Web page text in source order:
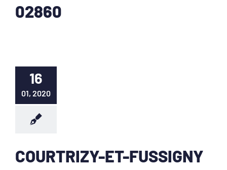
02860
16
01, 2020
COURTRIZY-ET-FUSSIGNY